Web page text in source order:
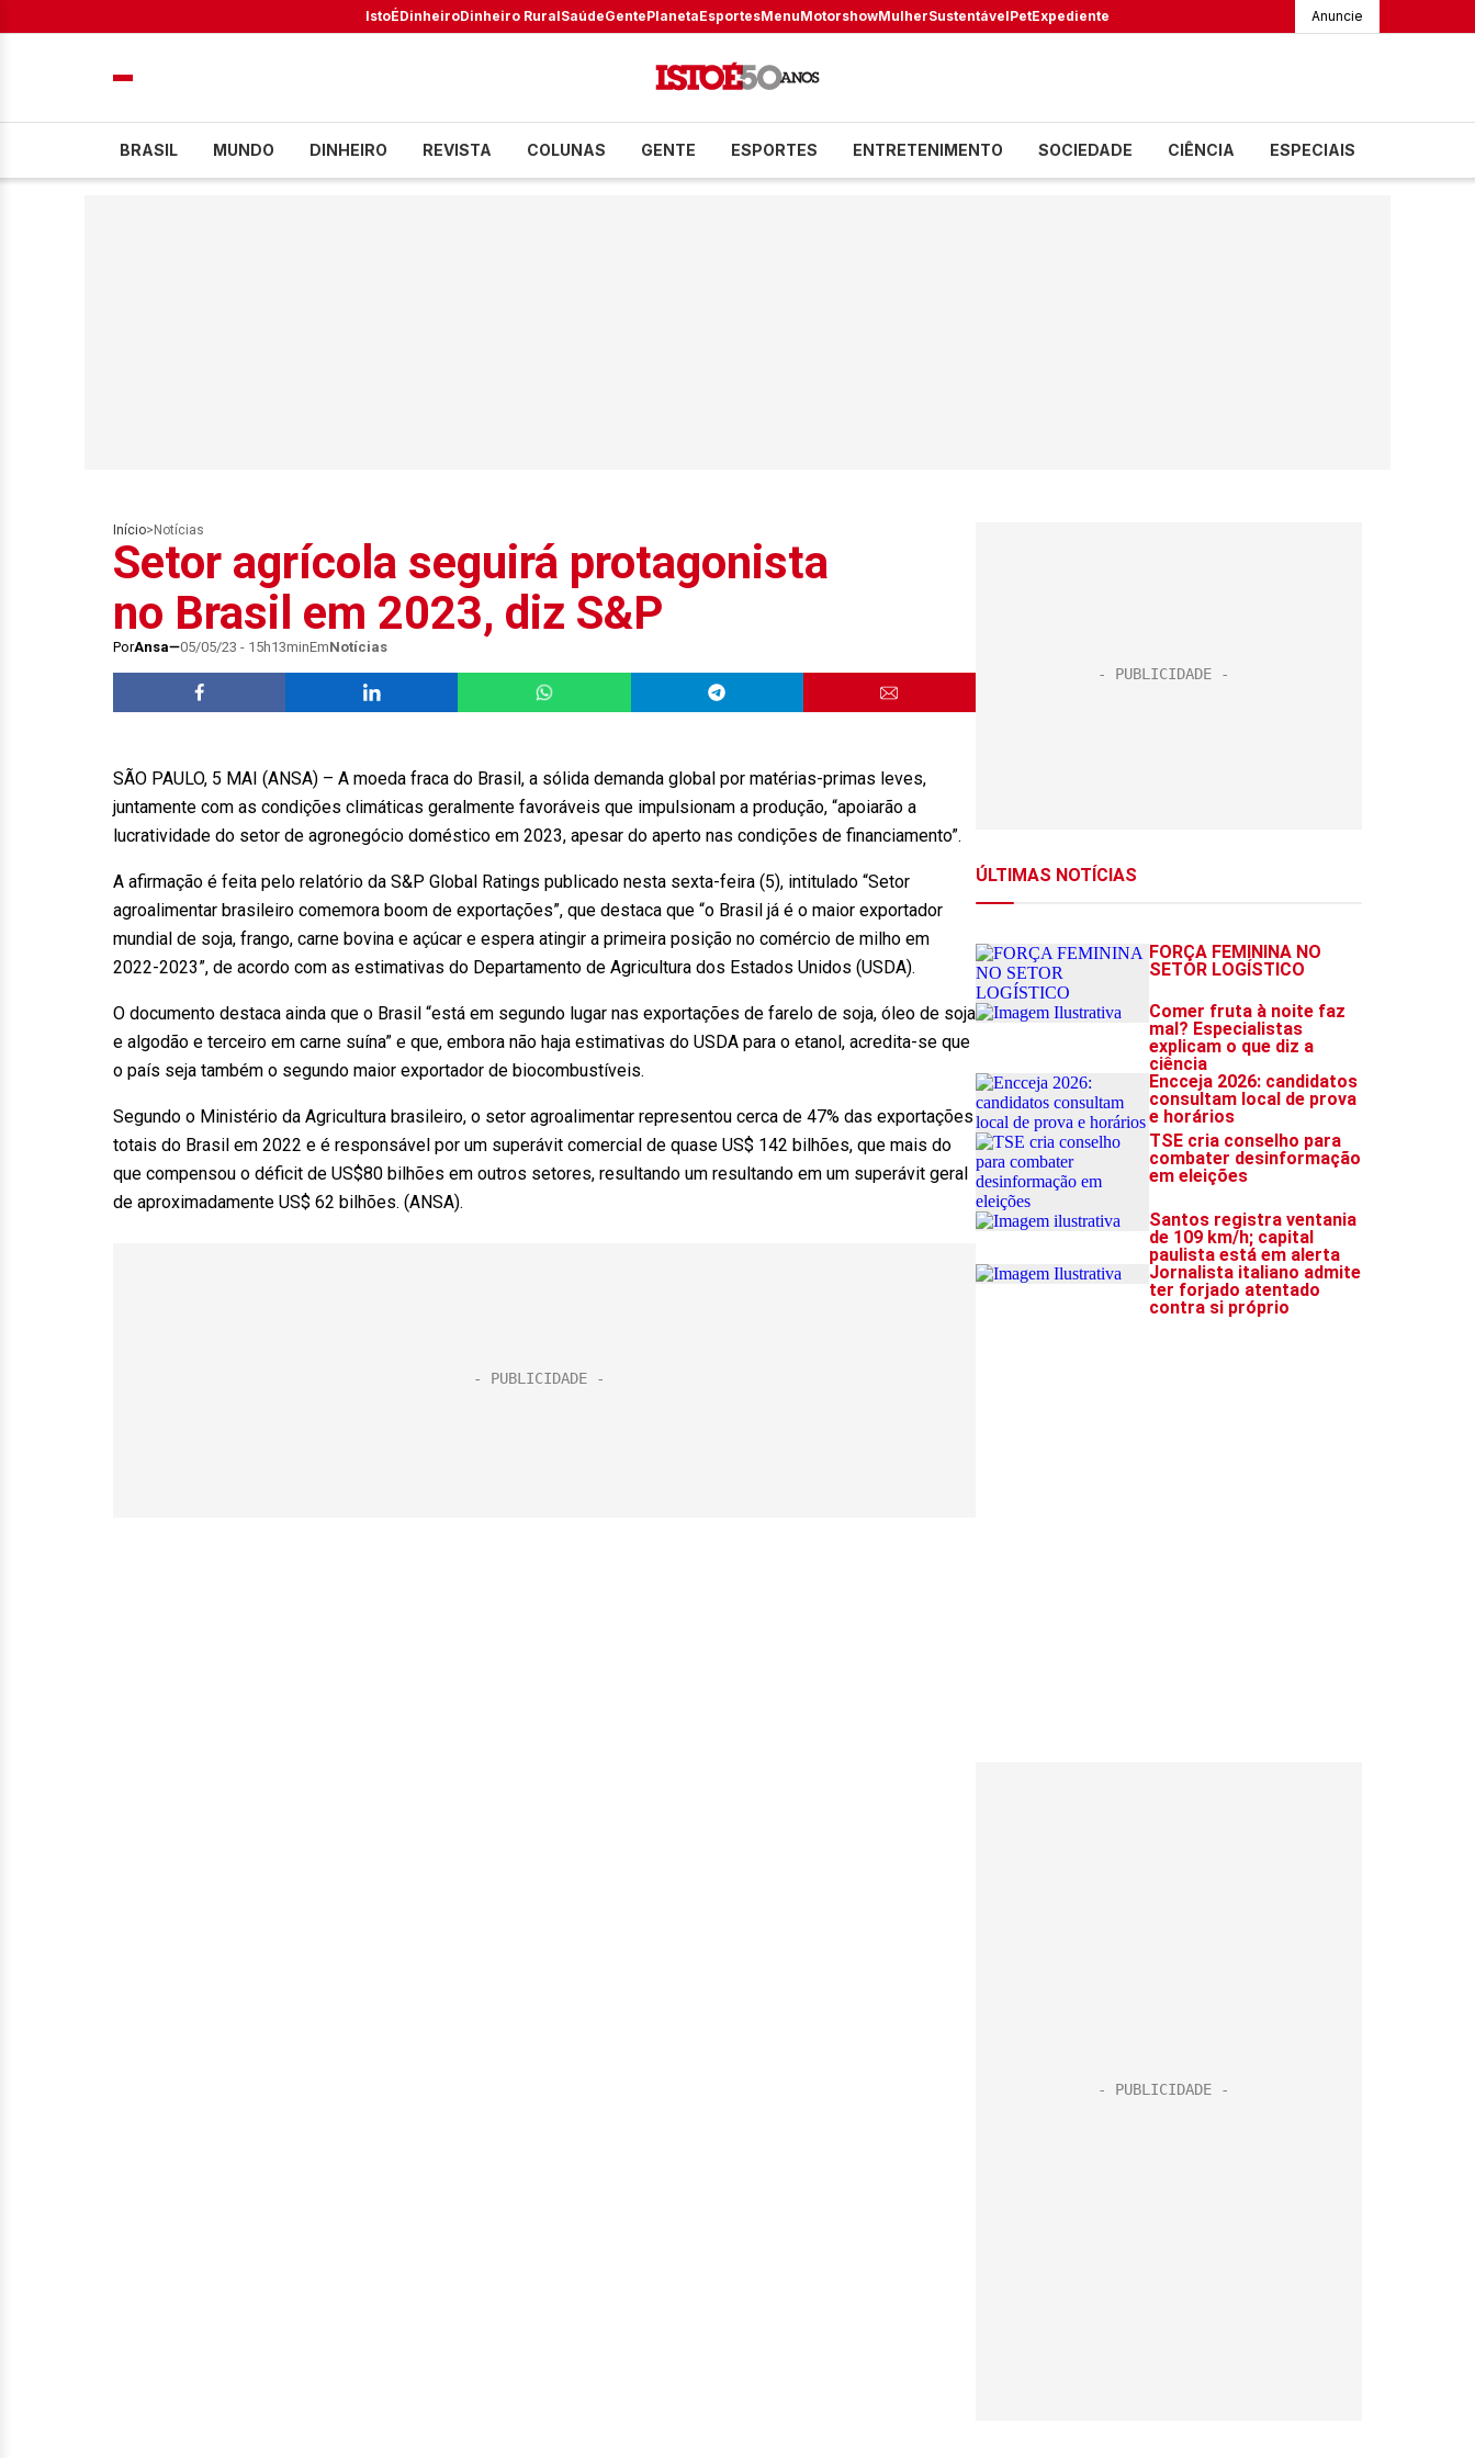
IstoÉDinheiroDinheiro RuralSaúdeGentePlanetaEsportesMenuMotorshowMulherSustentávelPetExpediente Anuncie
BRASIL MUNDO DINHEIRO REVISTA COLUNAS GENTE ESPORTES ENTRETENIMENTO SOCIEDADE CIÊNCIA ESPECIAIS
Início> Notícias
Setor agrícola seguirá protagonista
no Brasil em 2023, diz S&P
PorAnsa 05/05/23 - 15h13minEmNotícias
SÃO PAULO, 5 MAI (ANSA) – A moeda fraca do Brasil, a sólida demanda global por matérias-primas leves,
juntamente com as condições climáticas geralmente favoráveis que impulsionam a produção, “apoiarão a
lucratividade do setor de agronegócio doméstico em 2023, apesar do aperto nas condições de financiamento”.
A afirmação é feita pelo relatório da S&P Global Ratings publicado nesta sexta-feira (5), intitulado “Setor
agroalimentar brasileiro comemora boom de exportações”, que destaca que “o Brasil já é o maior exportador
mundial de soja, frango, carne bovina e açúcar e espera atingir a primeira posição no comércio de milho em
2022-2023”, de acordo com as estimativas do Departamento de Agricultura dos Estados Unidos (USDA).
O documento destaca ainda que o Brasil “está em segundo lugar nas exportações de farelo de soja, óleo de soja
e algodão e terceiro em carne suína” e que, embora não haja estimativas do USDA para o etanol, acredita-se que
o país seja também o segundo maior exportador de biocombustíveis.
Segundo o Ministério da Agricultura brasileiro, o setor agroalimentar representou cerca de 47% das exportações
totais do Brasil em 2022 e é responsável por um superávit comercial de quase US$ 142 bilhões, que mais do
que compensou o déficit de US$80 bilhões em outros setores, resultando um resultando em um superávit geral
de aproximadamente US$ 62 bilhões. (ANSA).